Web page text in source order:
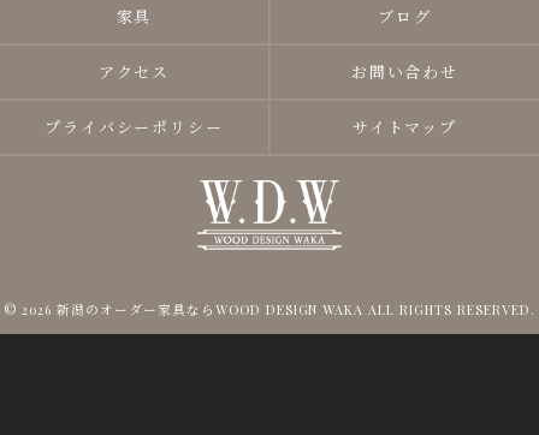
家具 ブログ
アクセス お問い合わせ
プライバシーポリシー サイトマップ
© 2026 新潟のオーダー家具ならWOOD DESIGN WAKA ALL RIGHTS RESERVED.